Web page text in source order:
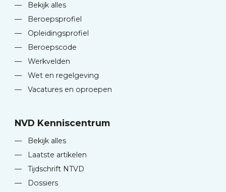
—
Bekijk alles
—
Beroepsprofiel
—
Opleidingsprofiel
—
Beroepscode
—
Werkvelden
—
Wet en regelgeving
—
Vacatures en oproepen
NVD Kenniscentrum
—
Bekijk alles
—
Laatste artikelen
—
Tijdschrift NTVD
—
Dossiers